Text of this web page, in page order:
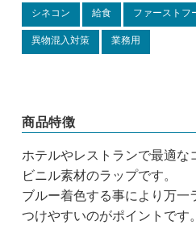
シネコン 給食 ファーストフ
異物混入対策 業務用
商品特徴
ホテルやレストランで最適な
ビニル素材のラップです。
ブルー着色する事により万一
つけやすいのがポイントです。